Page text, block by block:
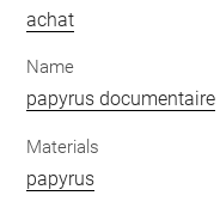
achat
Name
papyrus documentaire
Materials
papyrus